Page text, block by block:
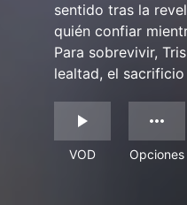
sentido tras la
quién confiar
Para sobrevivir,
lealtad, el
VOD Opciones